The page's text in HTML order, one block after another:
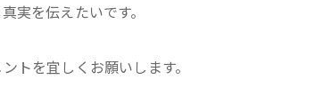
実を伝えたいです。
トを宜しくお願いします。